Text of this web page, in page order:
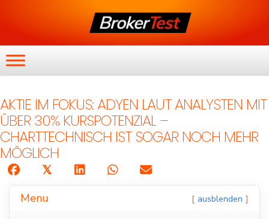
AKTIE IM FOKUS: ADYEN LAUT ANALYSTEN MIT
ÜBER 30% KURSPOTENZIAL –
CHARTTECHNISCH IST SOGAR NOCH MEHR
MÖGLICH
𝕏
Menu ausblenden